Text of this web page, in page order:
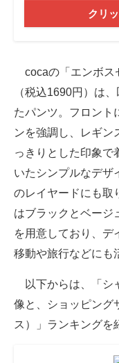
クリ
cocaの「エンボス
（税込1690円）は
たパンツ。フロント
ンを強調し、レギン
っきりとした印象で
いたシンプルなデザ
のレイヤードにも取
はブラックとベージ
を用意しており、デ
移動や旅行などにも
以下からは、「シ
像と、ショッピング
ス）」ランキングを